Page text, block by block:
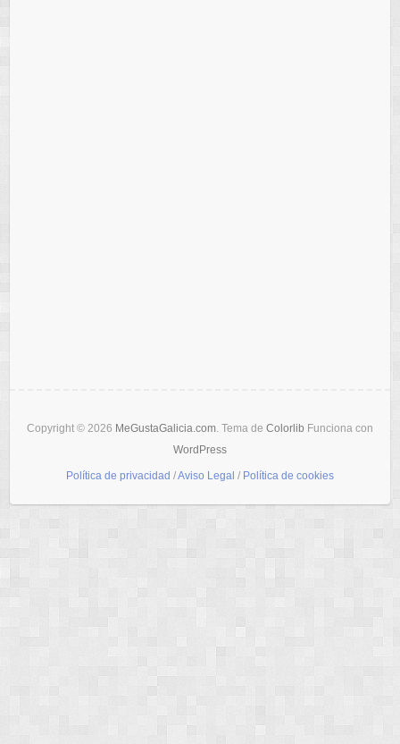
Copyright © 2026 MeGustaGalicia.com. Tema de Colorlib Funciona con
WordPress
Política de privacidad /Aviso Legal / Política de cookies